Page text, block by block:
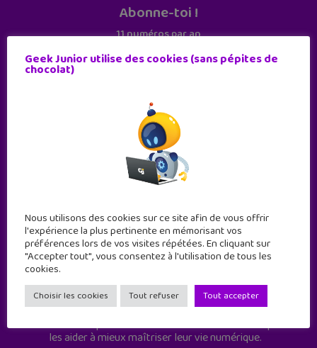
Abonne-toi !
11 numéros par an
Geek Junior est le premier site de culture numérique
à destination des adolescents.
Geek Junior, c’est aussi le premier magazine
mensuel qui s’adresse directement aux ados pour
les aider à mieux maîtriser leur vie numérique.
Geek Junior utilise des cookies (sans pépites de
chocolat)
Nous utilisons des cookies sur ce site afin de vous offrir
l'expérience la plus pertinente en mémorisant vos
préférences lors de vos visites répétées. En cliquant sur
"Accepter tout", vous consentez à l'utilisation de tous les
cookies.
Choisir les cookies Tout refuser Tout accepter